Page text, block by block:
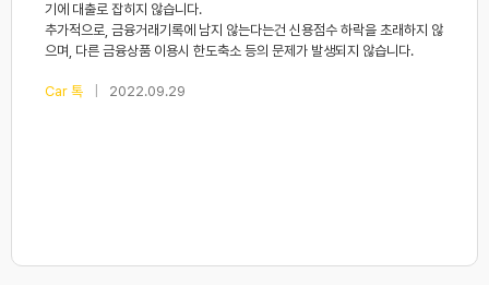
기에 대출로 잡히지 않습니다.
추가적으로, 금융거래기록에 남지 않는다는건 신용점수 하락을 초래하지 않
으며, 다른 금융상품 이용시 한도축소 등의 문제가 발생되지 않습니다.
Car 톡 2022.09.29